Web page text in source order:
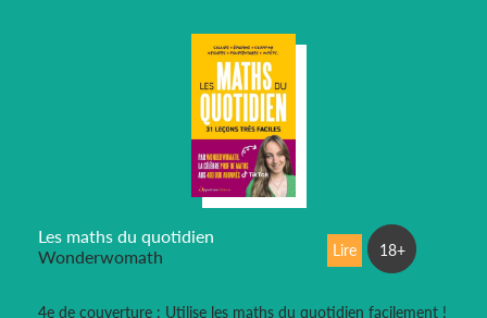
Les maths du quotidien
Wonderwomath
4e de couverture : Utilise les maths du quotidien facilement !
Lire 18+